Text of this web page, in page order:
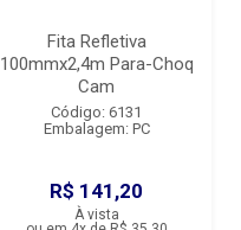
Fita Refletiva
100mmx2,4m Para-Choq
Cam
Código: 6131
Embalagem: PC
R$ 141,20
À vista